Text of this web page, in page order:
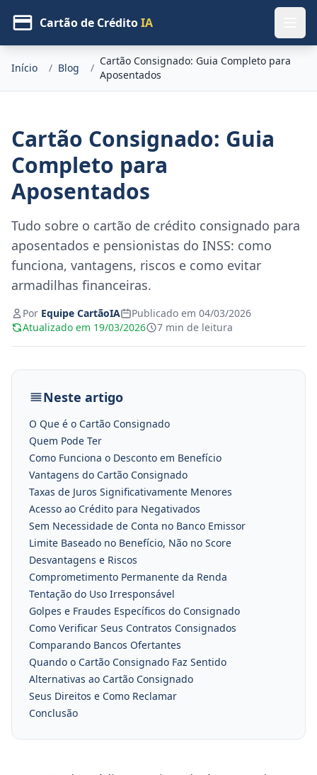
Cartão de CréditoIA
Início / Blog /
Cartão Consignado: Guia Completo para
Aposentados
Cartão Consignado: Guia
Completo para
Aposentados
Tudo sobre o cartão de crédito consignado para
aposentados e pensionistas do INSS: como
funciona, vantagens, riscos e como evitar
armadilhas financeiras.
Por Equipe CartãoIA
Publicado em 04/03/2026
Atualizado em 19/03/2026
7 min de leitura
Neste artigo
O Que é o Cartão Consignado
Quem Pode Ter
Como Funciona o Desconto em Benefício
Vantagens do Cartão Consignado
Taxas de Juros Significativamente Menores
Acesso ao Crédito para Negativados
Sem Necessidade de Conta no Banco Emissor
Limite Baseado no Benefício, Não no Score
Desvantagens e Riscos
Comprometimento Permanente da Renda
Tentação do Uso Irresponsável
Golpes e Fraudes Específicos do Consignado
Como Verificar Seus Contratos Consignados
Comparando Bancos Ofertantes
Quando o Cartão Consignado Faz Sentido
Alternativas ao Cartão Consignado
Seus Direitos e Como Reclamar
Conclusão